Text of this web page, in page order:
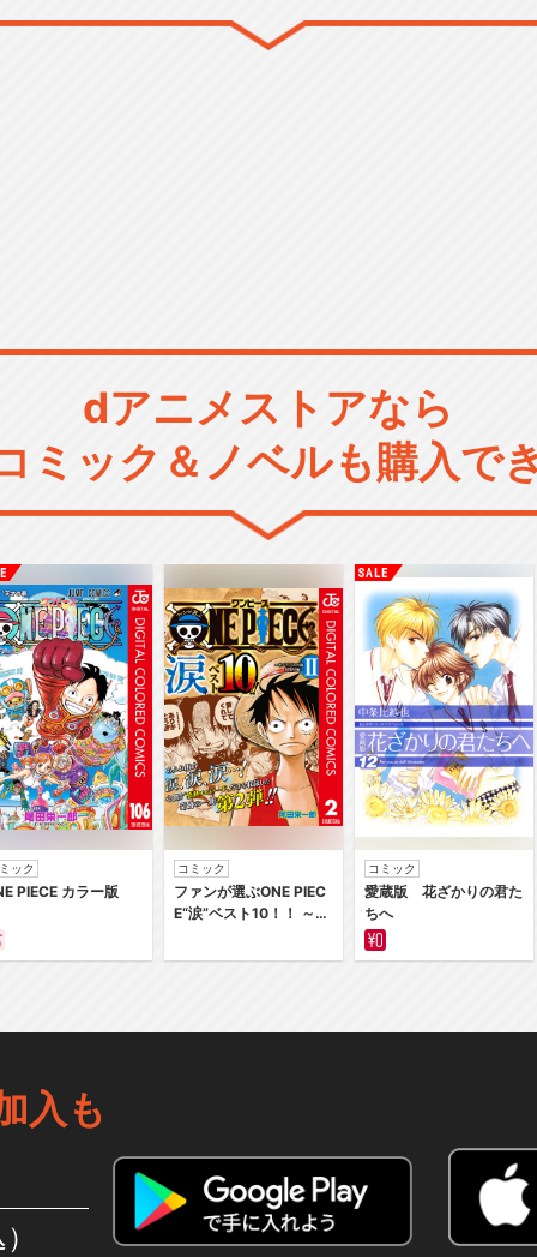
dアニメストアなら
ミック＆ノベルも購入で
ック
PIECE カラー版
コミック
ファンが選ぶONE PIEC
E“涙”ベスト10！！ ～サ
～ カラー版
コミック
愛蔵版 花ざかりの君た
ちへ
入も